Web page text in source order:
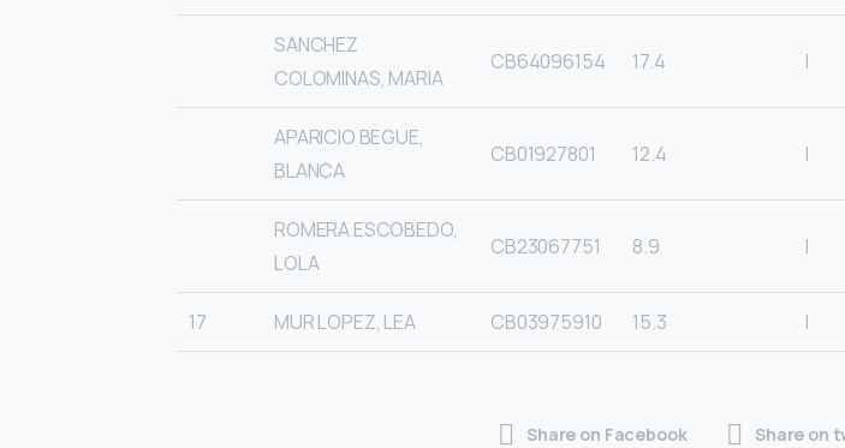
SANCHEZ
COLOMINAS, MARIA
CB64096154 17.4 I
APARICIO BEGUE,
BLANCA
CB01927801 12.4 I
ROMERA ESCOBEDO,
LOLA
CB23067751 8.9 I
17 MUR LOPEZ, LEA CB03975910 15.3 I
Share on Facebook Share on